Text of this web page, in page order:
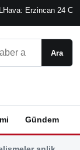
Hava: Erzincan 24 C
Ara
Gündem